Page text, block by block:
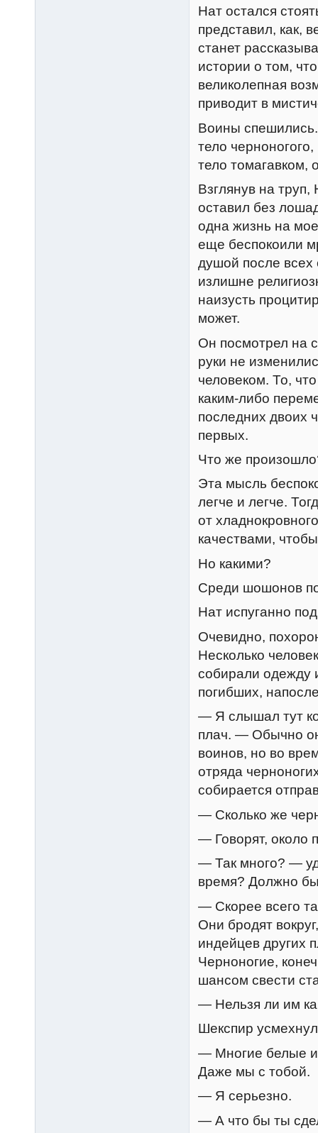
Нат остался
представил, как,
станет
истории о том,
великолепная
приводит в
Воины спешились.
тело
тело томагавком,
Взглянув на
оставил без
одна жизнь на
еще беспокоили
душой после всех
излишне
наизусть
может.
Он посмотрел на
руки не
человеком. То,
каким-либо
последних двоих
первых.
Что же
Эта мысль
легче и легче.
от
качествами,
Но какими?
Среди шошонов
Нат испуганно
Очевидно,
Несколько
собирали одежду
погибших,
— Я слышал тут
плач. — Обычно
воинов, но во
отряда
собирается
— Сколько же
— Говорят, около
— Так много? —
время? Должно
— Скорее всего
Они бродят
индейцев других
Черноногие,
шансом свести
— Нельзя ли им
Шекспир
— Многие белые и
Даже мы с тобой.
— Я серьезно.
— А что бы ты